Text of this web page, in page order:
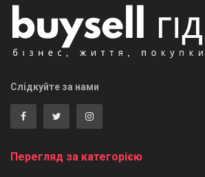
Слідкуйте за нами
Перегляд за категорією